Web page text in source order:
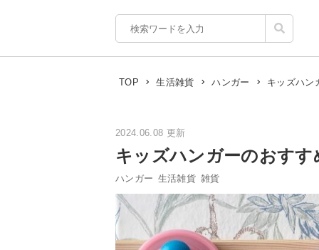
TOP 生活雑貨 ハンガー キッズハン
2024.06.08 更新
キッズハンガーのおすす
ハンガー 生活雑貨 雑貨